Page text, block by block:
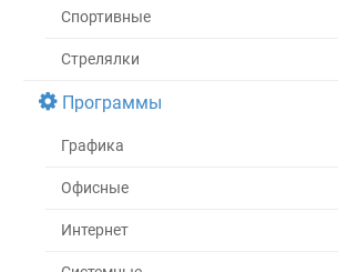
Спортивные
Стрелялки
Программы
Графика
Офисные
Интернет